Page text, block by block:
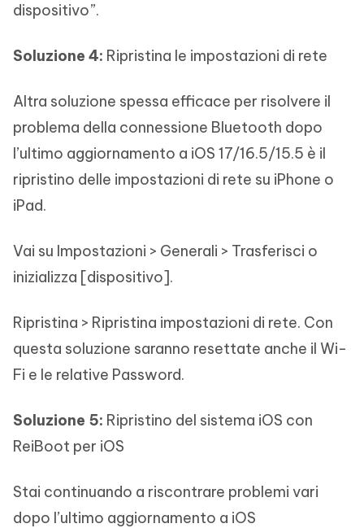
dispositivo”.
Soluzione 4: Ripristina le impostazioni di rete
Altra soluzione spessa efficace per risolvere il
problema della connessione Bluetooth dopo
l’ultimo aggiornamento a iOS 17/16.5/15.5 è il
ripristino delle impostazioni di rete su iPhone o
iPad.
Vai su Impostazioni > Generali > Trasferisci o
inizializza [dispositivo].
Ripristina > Ripristina impostazioni di rete. Con
questa soluzione saranno resettate anche il Wi-
Fi e le relative Password.
Soluzione 5: Ripristino del sistema iOS con
ReiBoot per iOS
Stai continuando a riscontrare problemi vari
dopo l’ultimo aggiornamento a iOS